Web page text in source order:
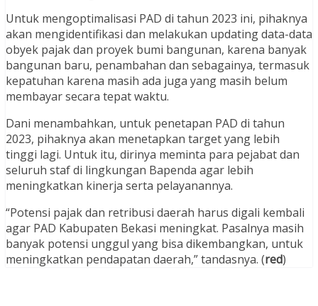
Untuk mengoptimalisasi PAD di tahun 2023 ini, pihaknya
akan mengidentifikasi dan melakukan updating data-data
obyek pajak dan proyek bumi bangunan, karena banyak
bangunan baru, penambahan dan sebagainya, termasuk
kepatuhan karena masih ada juga yang masih belum
membayar secara tepat waktu.
Dani menambahkan, untuk penetapan PAD di tahun
2023, pihaknya akan menetapkan target yang lebih
tinggi lagi. Untuk itu, dirinya meminta para pejabat dan
seluruh staf di lingkungan Bapenda agar lebih
meningkatkan kinerja serta pelayanannya.
“Potensi pajak dan retribusi daerah harus digali kembali
agar PAD Kabupaten Bekasi meningkat. Pasalnya masih
banyak potensi unggul yang bisa dikembangkan, untuk
meningkatkan pendapatan daerah,” tandasnya. (red)